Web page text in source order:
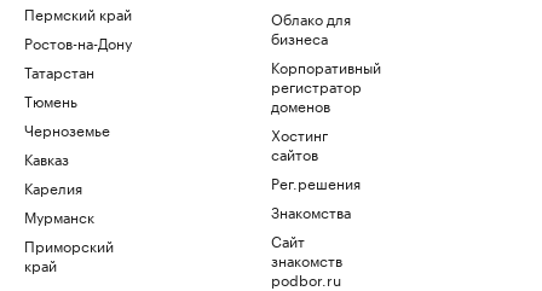
Пермский край
Ростов-на-Дону
Татарстан
Тюмень
Черноземье
Кавказ
Карелия
Мурманск
Приморский
край
Облако для
бизнеса
Корпоративный
регистратор
доменов
Хостинг
сайтов
Рег.решения
Знакомства
Сайт
знакомств
podbor.ru